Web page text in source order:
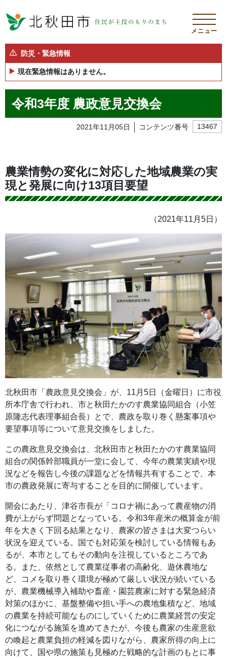
メニュー
防災・緊急情報
現在緊急情報はありません。
令和3年度 農政意見交換会
2021年11月05日 コンテンツ番号 13467
農業情勢の変化に対応した地域農業の実
現と発展に向け13項目要望
（2021年11月5日）
北秋田市「農政意見交換会」が、11月5日（金曜日）に市役
所本庁舎で行われ、市と秋田たかのす農業協同組合（小笠
原隆志代表理事組合長）とで、農政を取り巻く懸案事項や
要望事項等について意見交換をしました。
この農政意見交換会は、北秋田市と秋田たかのす農業協同
組合の関係幹部職員が一堂に会して、今年の農業実績や現
況などを報告し今後の課題などを情報共有することで、本
市の農政発展に寄与することを目的に開催しています。
開会にあたり、津谷市長が「コロナ禍にあって農産物の消
費が上がらず問題となっている。令和3年産米の概算金が前
年を大きく下回る結果となり、農家の皆さまは大変つらい
状況を迎えている。国でも対応策を検討している情報もあ
るが、本市としてもその動向を注視しているところであ
る。また、依然として農業従事者の高齢化、遊休農地な
ど、コメを取り巻く環境が極めて厳しい状況が続いている
が、農業機械導入補助や畜産・園芸農家に対する緊急経済
対策のほかに、基盤整備や担い手への農地集積など、地域
の農業を持続可能なものにしていくために農業経営の安定
化につながる施策を進めてきたが、今後も農家の生産意欲
の喚起と農業負担の軽減を図りながら、農家所得の向上に
向けて、国や県の施策も見極めた戦略的な計画のもとに事